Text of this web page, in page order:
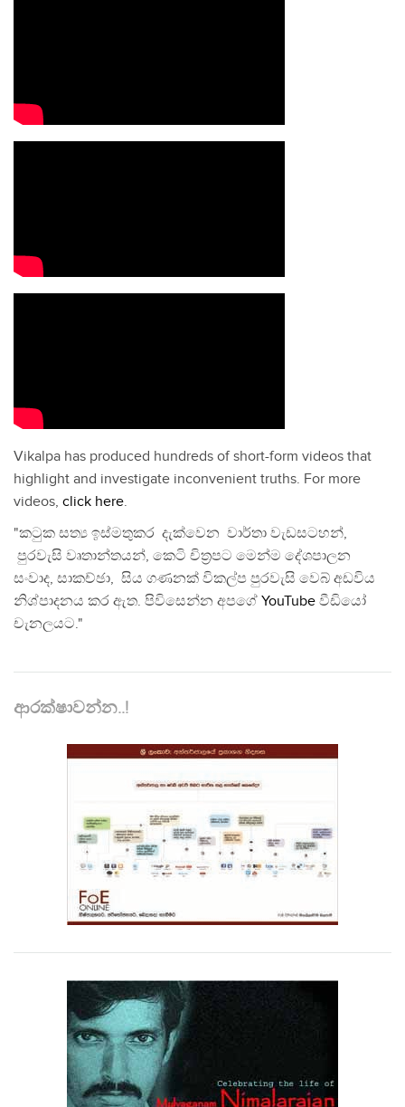
Vikalpa has produced hundreds of short-form videos that
highlight and investigate inconvenient truths. For more
videos, click here.
"කටුක සත්‍ය ඉස්මතුකර දැක්වෙන වාර්තා වැඩසටහන්,
පුරවැසි වෘතාන්තයන්, කෙටි චිත්‍රපට මෙන්ම දේශපාලන
සංවාද, සාකච්ඡා, සිය ගණනක් විකල්ප පුරවැසි වෙබ් අඩවිය
නිශ්පාදනය කර ඇත. පිවිසෙන්න අපගේ YouTube වීඩියෝ
චැනලයට."
ආරක්ෂාවන්න..!